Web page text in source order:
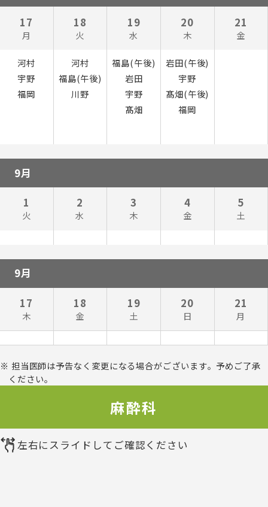
17
月
18
火
19
水
20
木
21
金
河村
宇野
福岡
河村
福島(午後)
川野
福島(午後)
岩田
宇野
髙畑
岩田(午後)
宇野
髙畑(午後)
福岡
9月
1
火
2
水
3
木
4
金
5
土
9月
17
木
18
金
19
土
20
日
21
月
担当医師は予告なく変更になる場合がございます。予めご了承
ください。
麻酔科
左右にスライドしてご確認ください